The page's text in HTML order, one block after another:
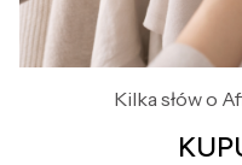
Kilka słów o